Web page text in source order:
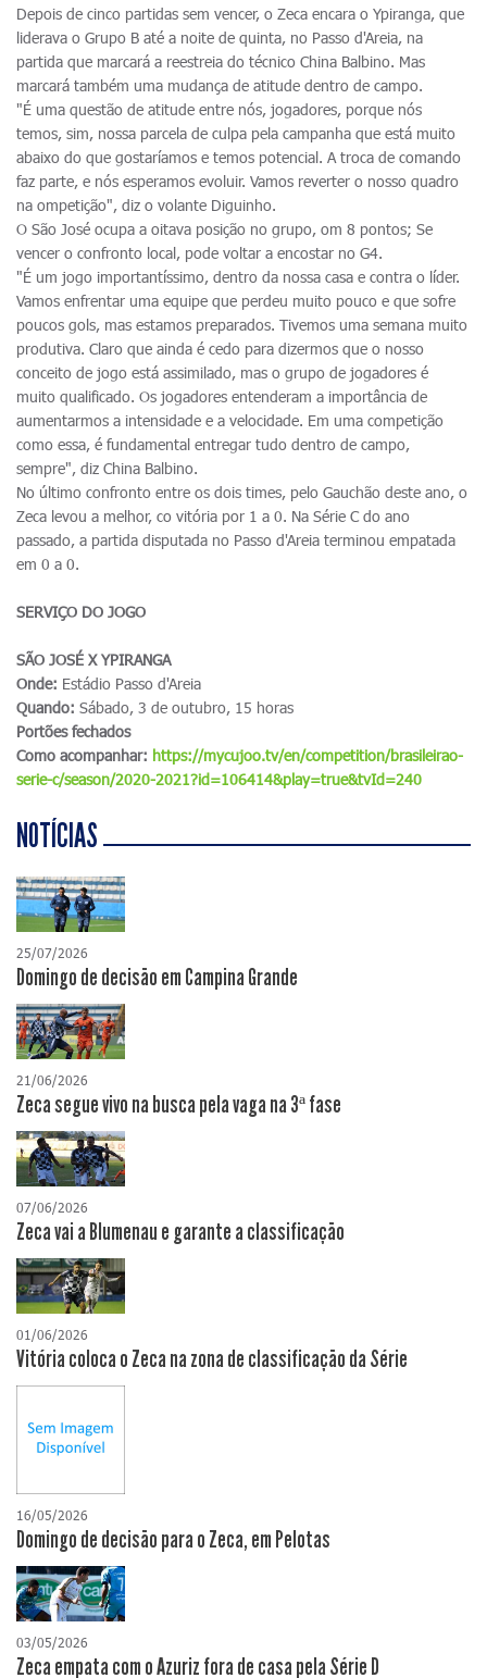
Depois de cinco partidas sem vencer, o Zeca encara o Ypiranga, que
liderava o Grupo B até a noite de quinta, no Passo d'Areia, na
partida que marcará a reestreia do técnico China Balbino. Mas
marcará também uma mudança de atitude dentro de campo.
"É uma questão de atitude entre nós, jogadores, porque nós
temos, sim, nossa parcela de culpa pela campanha que está muito
abaixo do que gostaríamos e temos potencial. A troca de comando
faz parte, e nós esperamos evoluir. Vamos reverter o nosso quadro
na ompetição", diz o volante Diguinho.
O São José ocupa a oitava posição no grupo, om 8 pontos; Se
vencer o confronto local, pode voltar a encostar no G4.
"É um jogo importantíssimo, dentro da nossa casa e contra o líder.
Vamos enfrentar uma equipe que perdeu muito pouco e que sofre
poucos gols, mas estamos preparados. Tivemos uma semana muito
produtiva. Claro que ainda é cedo para dizermos que o nosso
conceito de jogo está assimilado, mas o grupo de jogadores é
muito qualificado. Os jogadores entenderam a importância de
aumentarmos a intensidade e a velocidade. Em uma competição
como essa, é fundamental entregar tudo dentro de campo,
sempre", diz China Balbino.
No último confronto entre os dois times, pelo Gauchão deste ano, o
Zeca levou a melhor, co vitória por 1 a 0. Na Série C do ano
passado, a partida disputada no Passo d'Areia terminou empatada
em 0 a 0.
SERVIÇO DO JOGO
SÃO JOSÉ X YPIRANGA
Onde: Estádio Passo d'Areia
Quando: Sábado, 3 de outubro, 15 horas
Portões fechados
Como acompanhar: https://mycujoo.tv/en/competition/brasileirao-
serie-c/season/2020-2021?id=106414&play=true&tvId=240
NOTÍCIAS
25/07/2026
Domingo de decisão em Campina Grande
21/06/2026
Zeca segue vivo na busca pela vaga na 3ª fase
07/06/2026
Zeca vai a Blumenau e garante a classificação
01/06/2026
Vitória coloca o Zeca na zona de classificação da Série
16/05/2026
Domingo de decisão para o Zeca, em Pelotas
03/05/2026
Zeca empata com o Azuriz fora de casa pela Série D